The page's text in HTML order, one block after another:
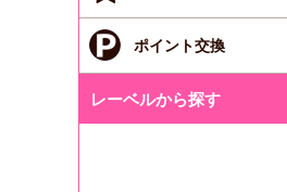
ポイント交換
レーベルから探す